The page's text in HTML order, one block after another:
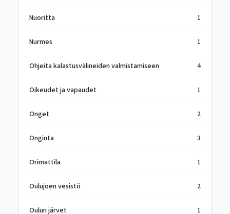
Nuoritta 1
Nurmes 1
Ohjeita kalastusvälineiden valmistamiseen 4
Oikeudet ja vapaudet 1
Onget 2
Onginta 3
Orimattila 1
Oulujoen vesistö 2
Oulun järvet 1